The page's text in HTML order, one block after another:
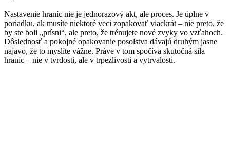
Nastavenie hraníc nie je jednorazový akt, ale proces. Je úplne v
poriadku, ak musíte niektoré veci zopakovať viackrát – nie preto, že
by ste boli „prísni“, ale preto, že trénujete nové zvyky vo vzťahoch.
Dôslednosť a pokojné opakovanie posolstva dávajú druhým jasne
najavo, že to myslíte vážne. Práve v tom spočíva skutočná sila
hraníc – nie v tvrdosti, ale v trpezlivosti a vytrvalosti.